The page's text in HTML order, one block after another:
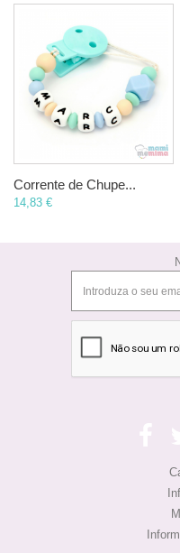
Corrente de Chupe...
14,83 €